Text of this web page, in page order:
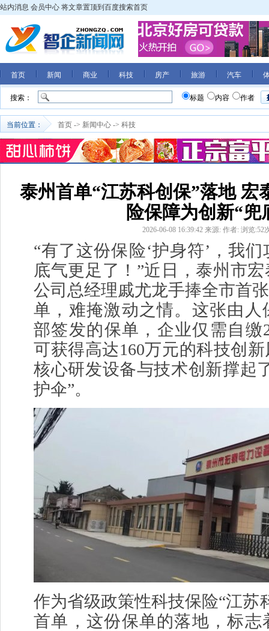
站内消息 会员中心 将文章置顶到百度搜索首页
首页 新闻 商业 科技 房产 旅游 汽车
搜索： 标题 内容 作者
当前位置： 首页 -> 新闻中心 -> 科技
泰州首单“江苏科创保”落地 宏
险保障为创新“兜
2026-06-08 16:39:42 来源: 作者: 浏览:52
“有了这份保险‘护身符’，我
底气更足了！”近日，泰州市
公司总经理戚尤龙手捧全市首
单，难掩激动之情。这张由人
部签发的保单，企业仅需自缴
可获得高达160万元的科技创
核心研发设备与技术创新撑起
护伞”。
作为省级政策性科技保险“江苏
首单，这份保单的落地，标志